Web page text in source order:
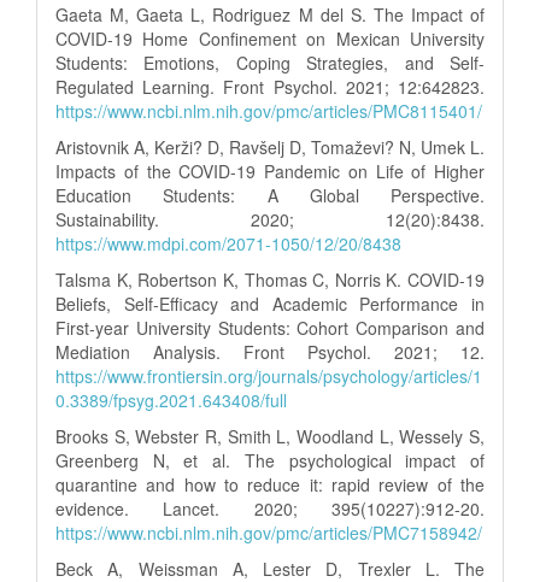
Gaeta M, Gaeta L, Rodriguez M del S. The Impact of
COVID-19 Home Confinement on Mexican University
Students: Emotions, Coping Strategies, and Self-
Regulated Learning. Front Psychol. 2021; 12:642823.
https://www.ncbi.nlm.nih.gov/pmc/articles/PMC8115401/
Aristovnik A, Kerži? D, Ravšelj D, Tomaževi? N, Umek L.
Impacts of the COVID-19 Pandemic on Life of Higher
Education Students: A Global Perspective.
Sustainability. 2020; 12(20):8438.
https://www.mdpi.com/2071-1050/12/20/8438
Talsma K, Robertson K, Thomas C, Norris K. COVID-19
Beliefs, Self-Efficacy and Academic Performance in
First-year University Students: Cohort Comparison and
Mediation Analysis. Front Psychol. 2021; 12.
https://www.frontiersin.org/journals/psychology/articles/1
0.3389/fpsyg.2021.643408/full
Brooks S, Webster R, Smith L, Woodland L, Wessely S,
Greenberg N, et al. The psychological impact of
quarantine and how to reduce it: rapid review of the
evidence. Lancet. 2020; 395(10227):912-20.
https://www.ncbi.nlm.nih.gov/pmc/articles/PMC7158942/
Beck A, Weissman A, Lester D, Trexler L. The